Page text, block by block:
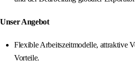
Unser Angebot
Flexible Arbeitszeitmodelle, attraktive
Vorteile.